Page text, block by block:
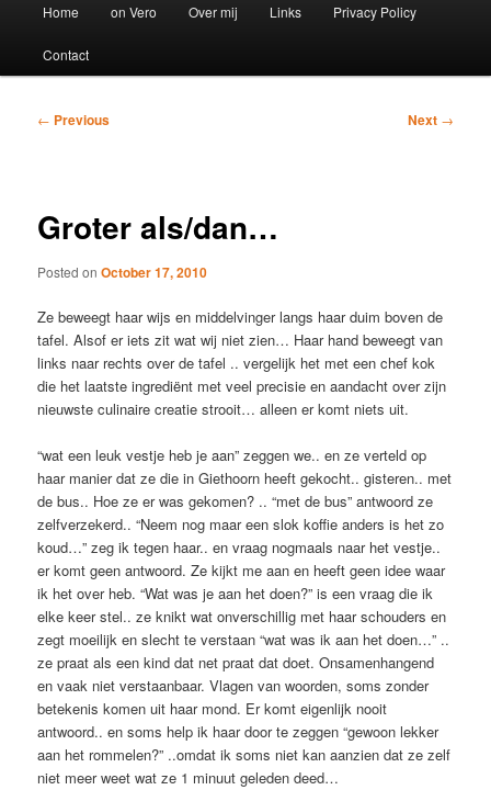
Home on Vero Over mij Links Privacy Policy
Contact
Post
← Previous Next →
Groter als/dan…
Posted onOctober 17, 2010
Ze beweegt haar wijs en middelvinger langs haar duim boven de
tafel. Alsof er iets zit wat wij niet zien… Haar hand beweegt van
links naar rechts over de tafel .. vergelijk het met een chef kok
die het laatste ingrediënt met veel precisie en aandacht over zijn
nieuwste culinaire creatie strooit… alleen er komt niets uit.
“wat een leuk vestje heb je aan” zeggen we.. en ze verteld op
haar manier dat ze die in Giethoorn heeft gekocht.. gisteren.. met
de bus.. Hoe ze er was gekomen? .. “met de bus” antwoord ze
zelfverzekerd.. “Neem nog maar een slok koffie anders is het zo
koud…” zeg ik tegen haar..en vraag nogmaals naar het vestje..
er komt geen antwoord. Ze kijkt me aan en heeft geen idee waar
ik het over heb. “Wat was je aan het doen?” is een vraag die ik
elke keer stel.. ze knikt wat onverschillig met haar schouders en
zegt moeilijk en slecht te verstaan “wat was ik aan het doen…” ..
ze praat als een kind dat net praat dat doet. Onsamenhangend
en vaak niet verstaanbaar. Vlagen van woorden, soms zonder
betekenis komen uit haar mond. Er komt eigenlijk nooit
antwoord.. en soms help ik haar door te zeggen “gewoon lekker
aan het rommelen?” ..omdat ik soms niet kan aanzien dat ze zelf
niet meer weet wat ze 1 minuut geleden deed…